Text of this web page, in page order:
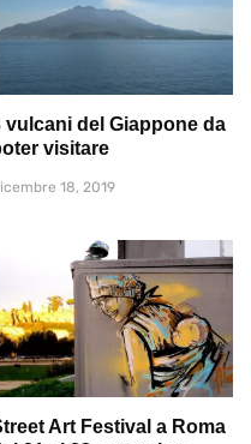
vulcani del Giappone da
visitare
18, 2019
Art Festival a Roma